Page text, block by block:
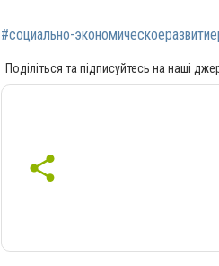
#социально-
Поділіться та підписуйтесь на наші